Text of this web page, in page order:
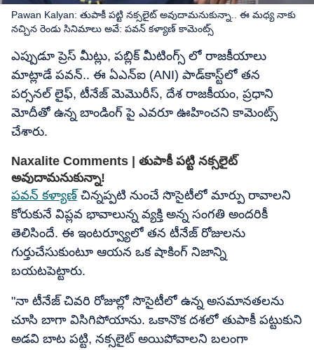
Pawan Kalyan: తుపాకీ పట్టి నక్సలైట్ అవుదామనుకున్నా.. ఈ మధ్య నాకు
నచ్చిన రెండు సినిమాలు అవే: పవన్ కళ్యాణ్ కామెంట్స్
ఎప్పుడూ ప్రెస్ మీట్లు, పబ్లిక్ మీటింగ్స్ లో రాజకీయాలు
మాట్లాడే పవన్.. ఈ ఏఎన్ఐ (ANI) పాడ్‌కాస్ట్‌లో తన
పర్సనల్ లైఫ్, టీనేజ్ మెమొరీస్, దేశ రాజకీయం, ప్రధాని
మోదీతో ఉన్న బాండింగ్ పై ఎవరూ ఊహించని కామెంట్స్
చేశారు.
Naxalite Comments | తుపాకీ పట్టి నక్సలైట్
అవుదామనుకున్నా!
పవన్ కళ్యాణ్ చిన్నప్పటి నుంచే సొసైటీలో మార్పు రావాలని
కోరుకునే విప్లవ భావాలున్న వ్యక్తి అన్న సంగతి అందరికీ
తెలిసిందే. ఈ ఇంటర్వ్యూలో తన టీనేజ్ రోజులను
గుర్తుచేసుకుంటూ ఆయన ఒక షాకింగ్ నిజాన్ని
బయటపెట్టారు.
"నా టీనేజ్ చివరి రోజుల్లో సొసైటీలో ఉన్న అసమానతలను
చూసి బాగా విసిగిపోయాను. ఒకానొక దశలో తుపాకీ పట్టుకుని
అడవి బాట పట్టి, నక్సలైట్ అయిపోవాలని బలంగా